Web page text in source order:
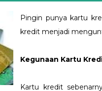
Pingin punya kartu
kredit menjadi
Kegunaan Kartu
Kartu kredit